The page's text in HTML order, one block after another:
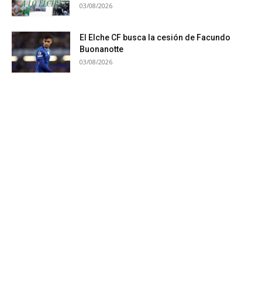
03/08/2026
El Elche CF busca la cesión de Facundo
Buonanotte
03/08/2026